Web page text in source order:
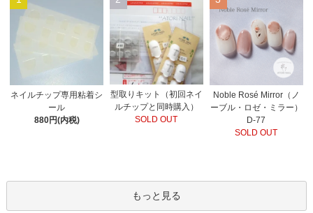
ネイルチップ専用粘着シ
ール
880円(内税)
型取りキット（初回ネイ
ルチップと同時購入）
SOLD OUT
Noble Rosé Mirror（ノ
ーブル・ロゼ・ミラー）
D-77
SOLD OUT
もっと見る